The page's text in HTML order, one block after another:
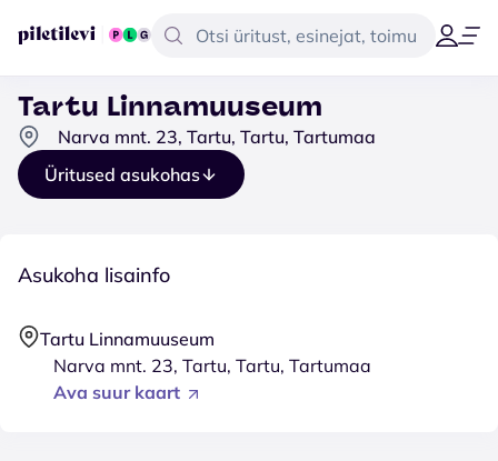
Tartu Linnamuuseum
Narva mnt. 23, Tartu, Tartu, Tartumaa
Üritused asukohas
Asukoha lisainfo
Tartu Linnamuuseum
Narva mnt. 23, Tartu, Tartu, Tartumaa
Ava suur kaart